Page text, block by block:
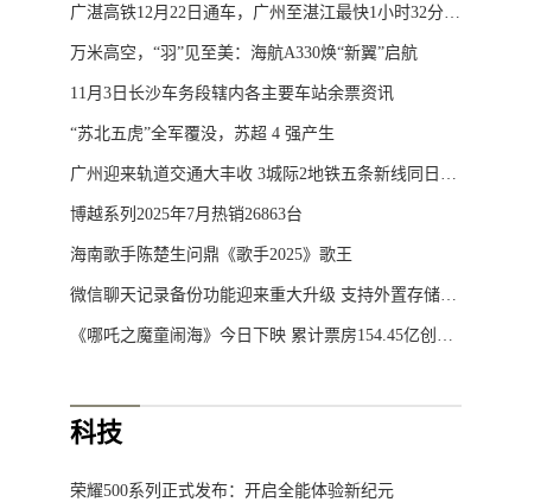
广湛高铁12月22日通车，广州至湛江最快1小时32分可达
万米高空，“羽”见至美：海航A330焕“新翼”启航
11月3日长沙车务段辖内各主要车站余票资讯
“苏北五虎”全军覆没，苏超 4 强产生
广州迎来轨道交通大丰收 3城际2地铁五条新线同日开通
博越系列2025年7月热销26863台
海南歌手陈楚生问鼎《歌手2025》歌王
微信聊天记录备份功能迎来重大升级 支持外置存储与自动备份
《哪吒之魔童闹海》今日下映 累计票房154.45亿创华语影史新纪录
科技
荣耀500系列正式发布：开启全能体验新纪元